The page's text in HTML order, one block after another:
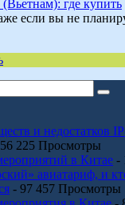
где купить
если вы не
и недостатков
225 Просмотры
в Китае -
авиатариф, и
- 97 457 Просмотры